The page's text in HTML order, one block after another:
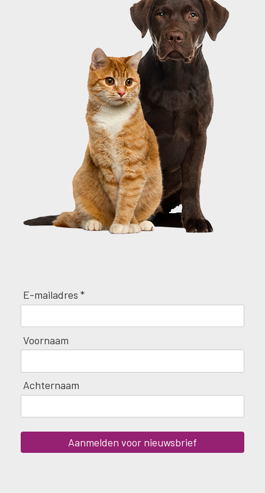
E-mailadres *
Voornaam
Achternaam
Aanmelden voor nieuwsbrief